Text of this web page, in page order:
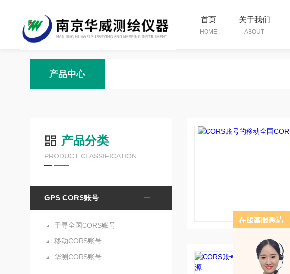
首页
HOME
关于我们
ABOUT
产品中心
产品分类
PRODUCT CLASSIFICATION
GPS CORS账号
千寻全国CORS账号
移动CORS账号
华测CORS账号